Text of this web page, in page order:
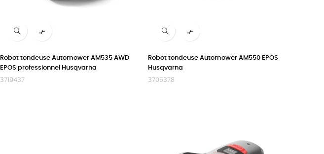

Robot tondeuse Automower AM535 AWD
EPOS professionnel Husqvarna
3719437

Robot tondeuse Automower AM550 EPOS
Husqvarna
3705378